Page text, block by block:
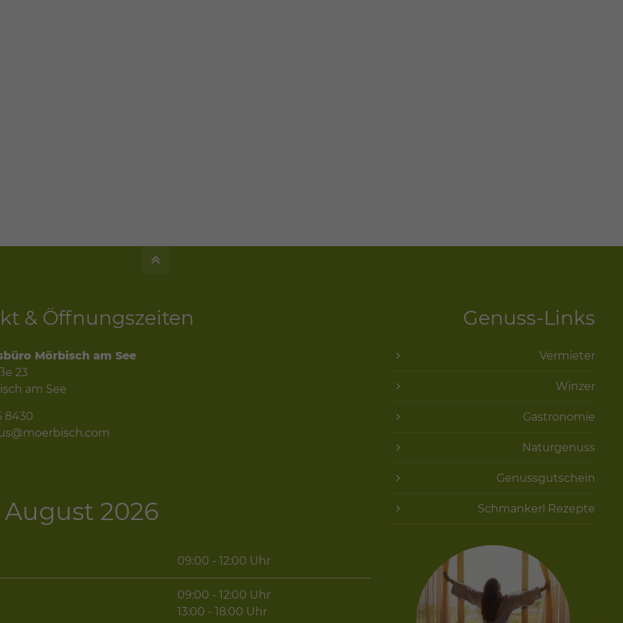
& Öffnungszeiten
Mörbisch am See
23
am See
8430
2026
09:00 - 12:00 Uhr
09:00 - 12:00 Uhr
13:00 - 18:00 Uhr
Genuss-Links
Vermieter
Winzer
Gastronomie
Naturgenuss
Genussgutschein
Schmankerl Rezepte